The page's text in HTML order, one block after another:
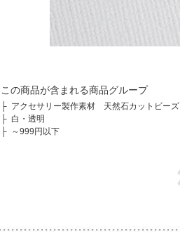
この商品が含まれる商品グループ
├ アクセサリー製作素材 天然石カットビーズ
├ 白・透明
├ ～999円以下